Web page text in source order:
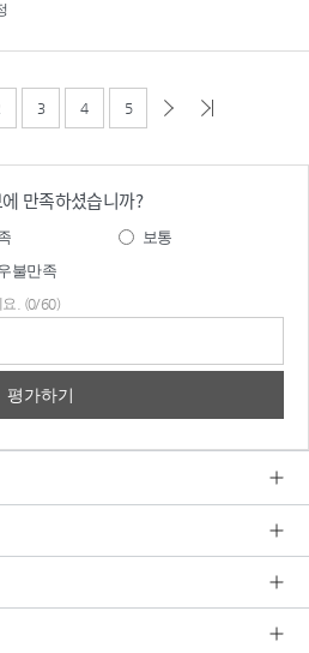
3 4 5
만족하셨습니까?
보통
불만족
요. (0/60)